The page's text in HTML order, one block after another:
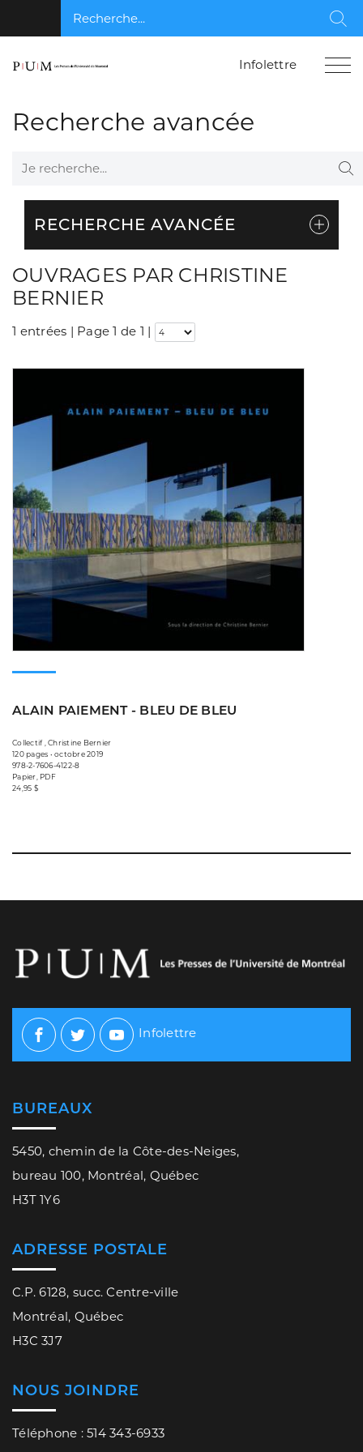
Recherche...
Infolettre
Recherche avancée
Je recherche...
RECHERCHE AVANCÉE
OUVRAGES PAR CHRISTINE
BERNIER
1 entrées | Page 1 de 1 |
ALAIN PAIEMENT - BLEU DE BLEU
Collectif , Christine Bernier
120 pages • octobre 2019
978-2-7606-4122-8
Papier, PDF
24,95 $
Facebook
TwitterYoutube
Infolettre
BUREAUX
5450, chemin de la Côte-des-Neiges,
bureau 100, Montréal, Québec
H3T 1Y6
ADRESSE POSTALE
C.P. 6128, succ. Centre-ville
Montréal, Québec
H3C 3J7
NOUS JOINDRE
Téléphone : 514 343-6933